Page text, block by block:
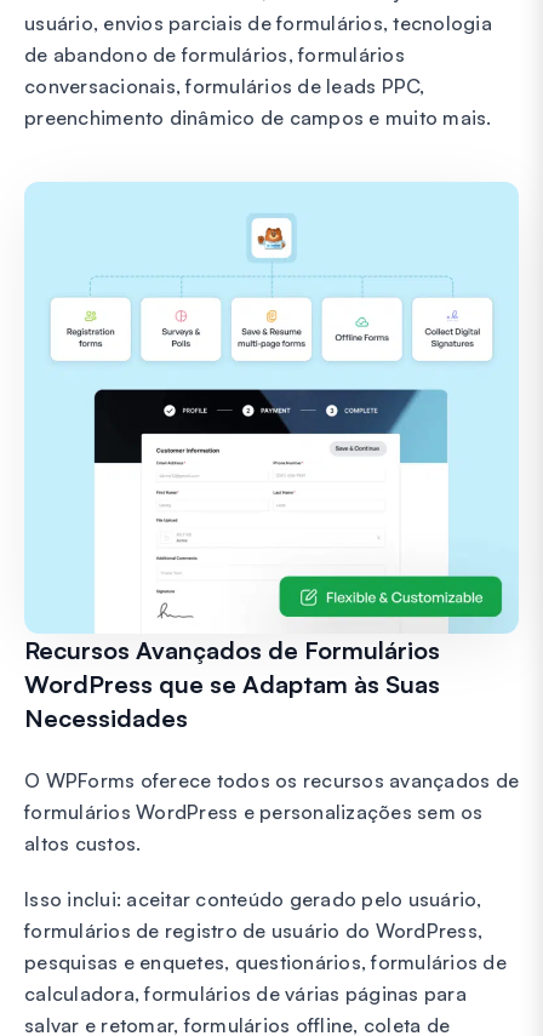
usuário, envios parciais de formulários, tecnologia
de abandono de formulários, formulários
conversacionais, formulários de leads PPC,
preenchimento dinâmico de campos e muito mais.
Recursos Avançados de Formulários
WordPress que se Adaptam às Suas
Necessidades
O WPForms oferece todos os recursos avançados de
formulários WordPress e personalizações sem os
altos custos.
Isso inclui: aceitar conteúdo gerado pelo usuário,
formulários de registro de usuário do WordPress,
pesquisas e enquetes, questionários, formulários de
calculadora, formulários de várias páginas para
salvar e retomar, formulários offline, coleta de